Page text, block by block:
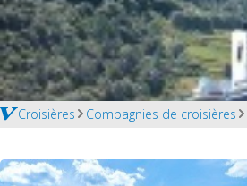
Croisières Compagnies de croisières